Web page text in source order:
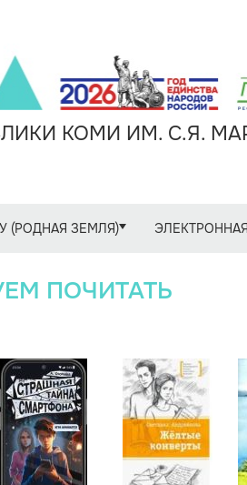
КОМИ ИМ. С.Я.
(РОДНАЯ ЗЕМЛЯ)
ПОЧИТАТЬ